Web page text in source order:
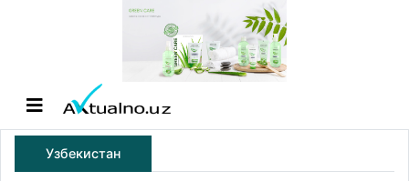
Узбекистан